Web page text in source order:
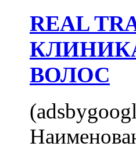
REAL
ВОЛОС